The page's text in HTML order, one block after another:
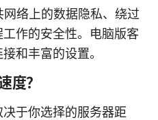
络上的数据隐私、绕过
作的安全性。电脑版客
和丰富的设置。
度？
于你选择的服务器距